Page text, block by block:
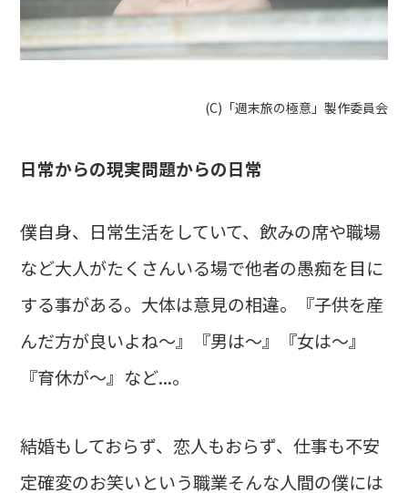
(C)「週末旅の極意」製作委員会
日常からの現実問題からの日常
僕自身、日常生活をしていて、飲みの席や職場
など大人がたくさんいる場で他者の愚痴を目に
する事がある。大体は意見の相違。『子供を産
んだ方が良いよね〜』『男は〜』『女は〜』
『育休が〜』など...。
結婚もしておらず、恋人もおらず、仕事も不安
定確変のお笑いという職業そんな人間の僕には